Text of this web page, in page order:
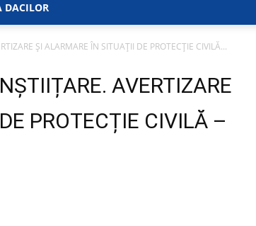
Municipiului
DACILOR
ȘI ALARMARE ÎN SITUAȚII DE PROTECȚIE CIVILĂ...
AVERTIZARE
PROTECȚIE CIVILĂ –